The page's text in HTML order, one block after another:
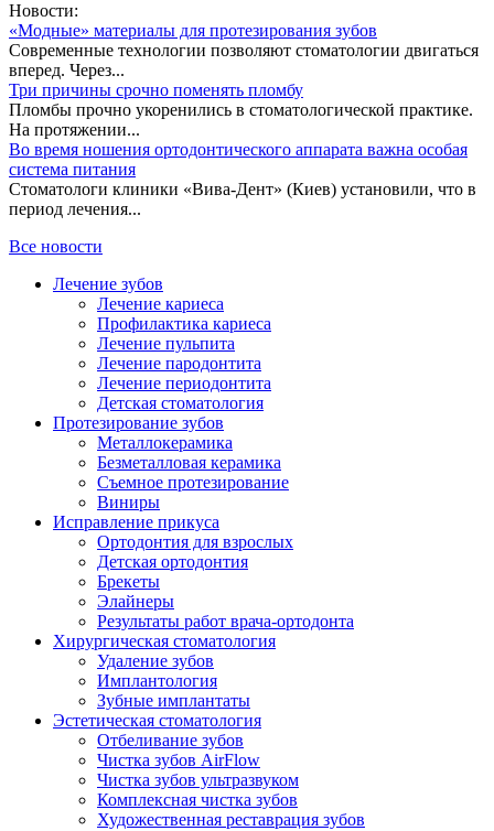
Новости:
«Модные» материалы для протезирования зубов
Современные технологии позволяют стоматологии двигаться
вперед. Через...
Три причины срочно поменять пломбу
Пломбы прочно укоренились в стоматологической практике.
На протяжении...
Во время ношения ортодонтического аппарата важна особая
система питания
Стоматологи клиники «Вива-Дент» (Киев) установили, что в
период лечения...
Все новости
Лечение зубов
Лечение кариеса
Профилактика кариеса
Лечение пульпита
Лечение пародонтита
Лечение периодонтита
Детская стоматология
Протезирование зубов
Металлокерамика
Безметалловая керамика
Съемное протезирование
Виниры
Исправление прикуса
Ортодонтия для взрослых
Детская ортодонтия
Брекеты
Элайнеры
Результаты работ врача-ортодонта
Хирургическая стоматология
Удаление зубов
Имплантология
Зубные имплантаты
Эстетическая стоматология
Отбеливание зубов
Чистка зубов AirFlow
Чистка зубов ультразвуком
Комплексная чистка зубов
Художественная реставрация зубов